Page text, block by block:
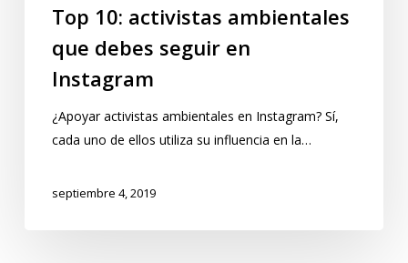
Top 10: activistas ambientales
que debes seguir en
Instagram
¿Apoyar activistas ambientales en Instagram? Sí,
cada uno de ellos utiliza su influencia en la…
septiembre 4, 2019